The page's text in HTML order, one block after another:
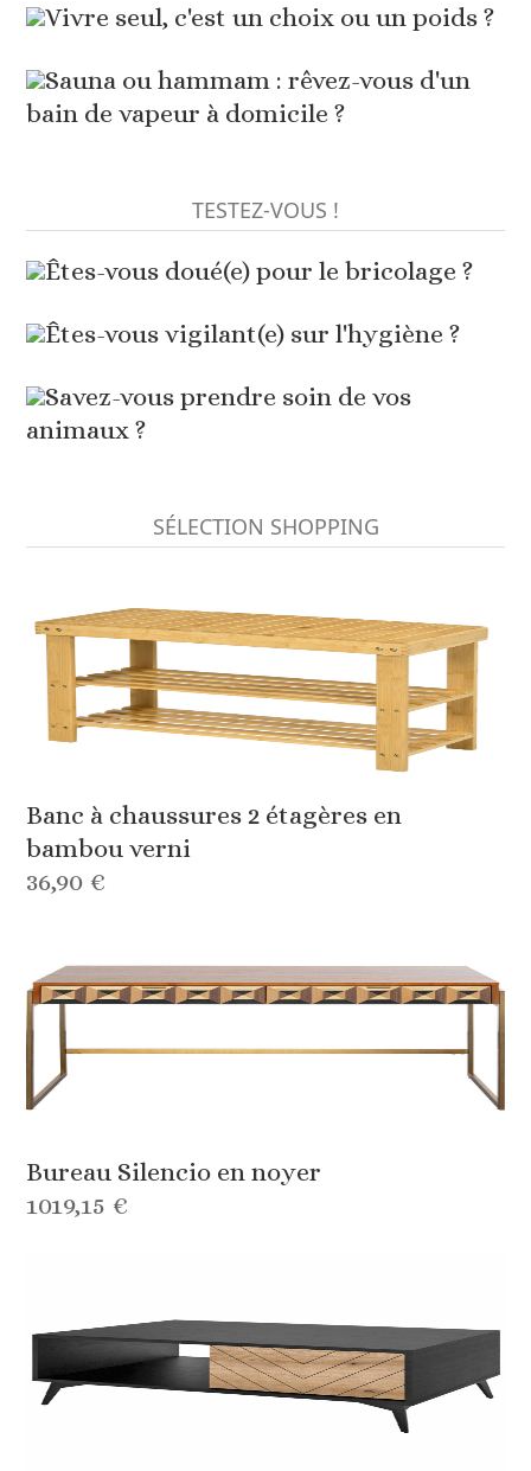
Vivre seul, c'est un choix ou un poids ?
Sauna ou hammam : rêvez-vous d'un
bain de vapeur à domicile ?
TESTEZ-VOUS !
Êtes-vous doué(e) pour le bricolage ?
Êtes-vous vigilant(e) sur l'hygiène ?
Savez-vous prendre soin de vos
animaux ?
SÉLECTION SHOPPING
Banc à chaussures 2 étagères en
bambou verni
36,90 €
Bureau Silencio en noyer
1019,15 €